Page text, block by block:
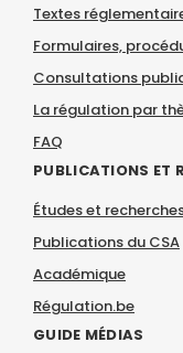
Textes
Formulaires,
Consultations
La régulation par
FAQ
PUBLICATIONS ET
Études et
Publications du CSA
Académique
Régulation.be
GUIDE MÉDIAS